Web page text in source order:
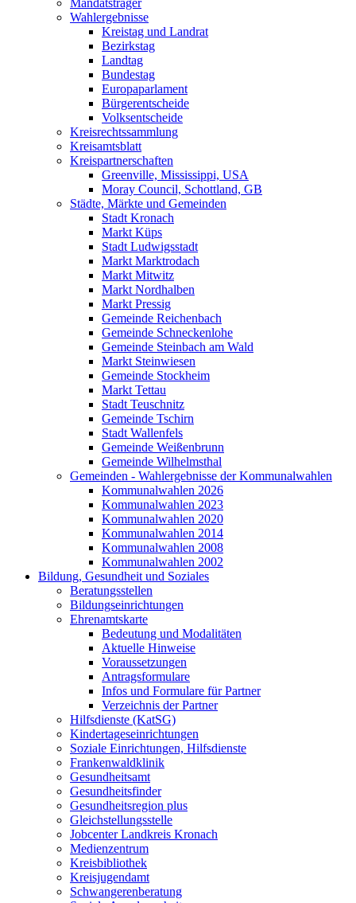
Mandatsträger
Wahlergebnisse
Kreistag und Landrat
Bezirkstag
Landtag
Bundestag
Europaparlament
Bürgerentscheide
Volksentscheide
Kreisrechtssammlung
Kreisamtsblatt
Kreispartnerschaften
Greenville, Mississippi, USA
Moray Council, Schottland, GB
Städte, Märkte und Gemeinden
Stadt Kronach
Markt Küps
Stadt Ludwigsstadt
Markt Marktrodach
Markt Mitwitz
Markt Nordhalben
Markt Pressig
Gemeinde Reichenbach
Gemeinde Schneckenlohe
Gemeinde Steinbach am Wald
Markt Steinwiesen
Gemeinde Stockheim
Markt Tettau
Stadt Teuschnitz
Gemeinde Tschirn
Stadt Wallenfels
Gemeinde Weißenbrunn
Gemeinde Wilhelmsthal
Gemeinden - Wahlergebnisse der Kommunalwahlen
Kommunalwahlen 2026
Kommunalwahlen 2023
Kommunalwahlen 2020
Kommunalwahlen 2014
Kommunalwahlen 2008
Kommunalwahlen 2002
Bildung, Gesundheit und Soziales
Beratungsstellen
Bildungseinrichtungen
Ehrenamtskarte
Bedeutung und Modalitäten
Aktuelle Hinweise
Voraussetzungen
Antragsformulare
Infos und Formulare für Partner
Verzeichnis der Partner
Hilfsdienste (KatSG)
Kindertageseinrichtungen
Soziale Einrichtungen, Hilfsdienste
Frankenwaldklinik
Gesundheitsamt
Gesundheitsfinder
Gesundheitsregion plus
Gleichstellungsstelle
Jobcenter Landkreis Kronach
Medienzentrum
Kreisbibliothek
Kreisjugendamt
Schwangerenberatung